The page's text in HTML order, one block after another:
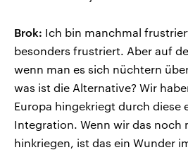
Brok: Ich bin manchmal
besonders frustriert. Aber auf
wenn man es sich nüchtern
was ist die Alternative? Wir
Europa hingekriegt durch diese
Integration. Wenn wir das noch
hinkriegen, ist das ein Wunder